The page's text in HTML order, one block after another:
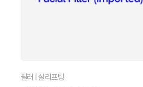
필러 | 실리프팅